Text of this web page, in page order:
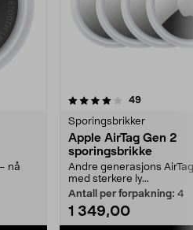
nå
49
Sporingsbrikker
Apple AirTag Gen 2
sporingsbrikke
Andre generasjons
med sterkere ly...
Antall per forpakning: 4
1 349,00